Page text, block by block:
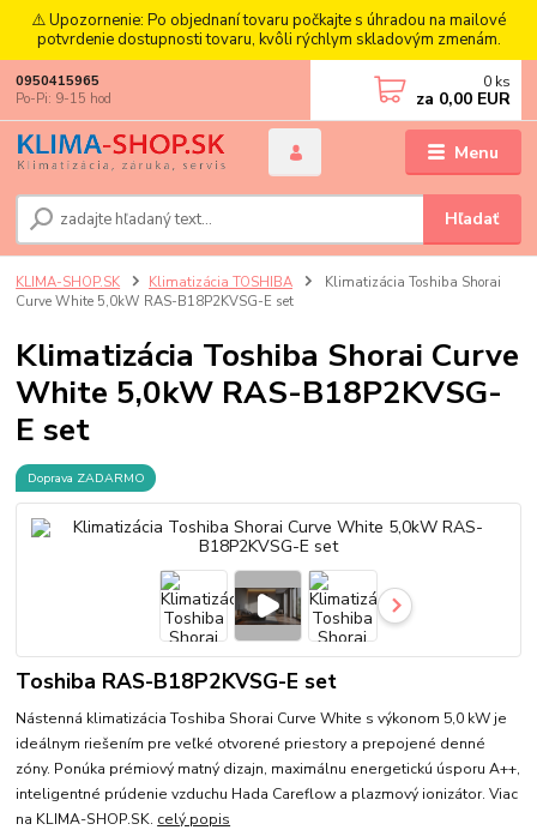
⚠️ Upozornenie: Po objednaní tovaru počkajte s úhradou na mailové
potvrdenie dostupnosti tovaru, kvôli rýchlym skladovým zmenám.
Menu
Hľadať
0950415965
Po-Pi: 9-15 hod
0 ks
za 0,00 EUR
KLIMA-SHOP.SK Klimatizácia TOSHIBA
Klimatizácia Toshiba Shorai
Curve White 5,0kW RAS-B18P2KVSG-E set
Klimatizácia Toshiba Shorai Curve
White 5,0kW RAS-B18P2KVSG-
E set
Doprava ZADARMO
Toshiba RAS-B18P2KVSG-E set
Nástenná klimatizácia Toshiba Shorai Curve White s výkonom 5,0 kW je
ideálnym riešením pre veľké otvorené priestory a prepojené denné
zóny. Ponúka prémiový matný dizajn, maximálnu energetickú úsporu A++,
inteligentné prúdenie vzduchu Hada Careflow a plazmový ionizátor. Viac
na KLIMA-SHOP.SK. celý popis